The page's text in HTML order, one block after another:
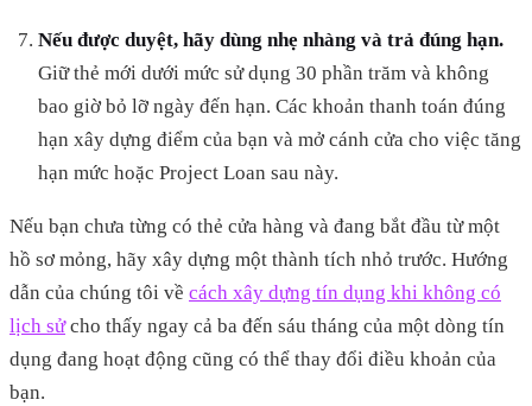
Nếu được duyệt, hãy dùng nhẹ nhàng và trả đúng hạn.
Giữ thẻ mới dưới mức sử dụng 30 phần trăm và không
bao giờ bỏ lỡ ngày đến hạn. Các khoản thanh toán đúng
hạn xây dựng điểm của bạn và mở cánh cửa cho việc tăng
hạn mức hoặc Project Loan sau này.
Nếu bạn chưa từng có thẻ cửa hàng và đang bắt đầu từ một
hồ sơ mỏng, hãy xây dựng một thành tích nhỏ trước. Hướng
dẫn của chúng tôi về cách xây dựng tín dụng khi không có
lịch sửcho thấy ngay cả ba đến sáu tháng của một dòng tín
dụng đang hoạt động cũng có thể thay đổi điều khoản của
bạn.